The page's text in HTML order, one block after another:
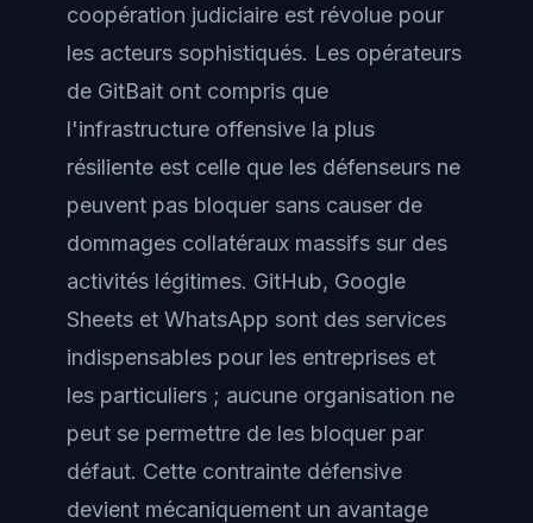
coopération judiciaire est révolue pour
les acteurs sophistiqués. Les opérateurs
de GitBait ont compris que
l'infrastructure offensive la plus
résiliente est celle que les défenseurs ne
peuvent pas bloquer sans causer de
dommages collatéraux massifs sur des
activités légitimes. GitHub, Google
Sheets et WhatsApp sont des services
indispensables pour les entreprises et
les particuliers ; aucune organisation ne
peut se permettre de les bloquer par
défaut. Cette contrainte défensive
devient mécaniquement un avantage